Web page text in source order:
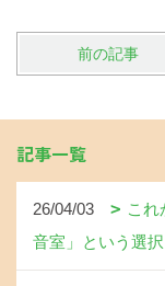
前の記事
記事一覧
26/04/03
こ
音室」という選択